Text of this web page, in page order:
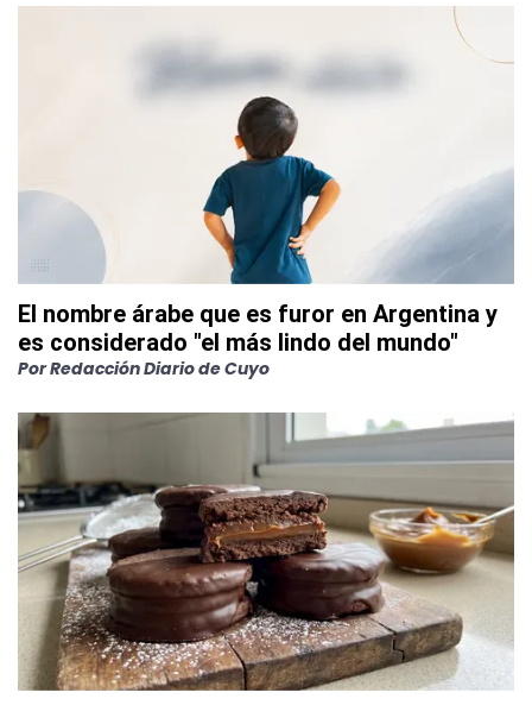
El nombre árabe que es furor en Argentina y
es considerado "el más lindo del mundo"
PorRedacción Diario de Cuyo